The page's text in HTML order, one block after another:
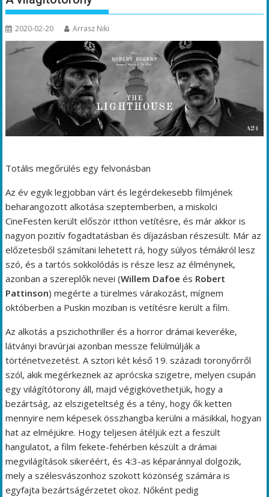
2020-02-20 Arrasz Niki
Totális megőrülés egy felvonásban
Az év egyik legjobban várt és legérdekesebb filmjének
beharangozott alkotása szeptemberben, a miskolci
CineFesten került először itthon vetítésre, és már akkor is
nagyon pozitív fogadtatásban és díjazásban részesült. Már az
előzetesből számítani lehetett rá, hogy súlyos témákról lesz
szó, és a tartós sokkolódás is része lesz az élménynek,
azonban a szereplők nevei (Willem Dafoe és Robert
Pattinson) megérte a türelmes várakozást, mígnem
októberben a Puskin moziban is vetítésre került a film.
Az alkotás a pszichothriller és a horror drámai keveréke,
látványi bravúrjai azonban messze felülmúlják a
történetvezetést. A sztori két késő 19. századi toronyőrről
szól, akik megérkeznek az aprócska szigetre, melyen csupán
egy világítótorony áll, majd végigkövethetjük, hogy a
bezártság, az elszigeteltség és a tény, hogy ők ketten
mennyire nem képesek összhangba kerülni a másikkal, hogyan
hat az elméjükre. Hogy teljesen átéljük ezt a feszült
hangulatot, a film fekete-fehérben készült a drámai
megvilágítások sikeréért, és 4:3-as képaránnyal dolgozik,
mely a szélesvászonhoz szokott közönség számára is
egyfajta bezártságérzetet okoz. Nőként pedig